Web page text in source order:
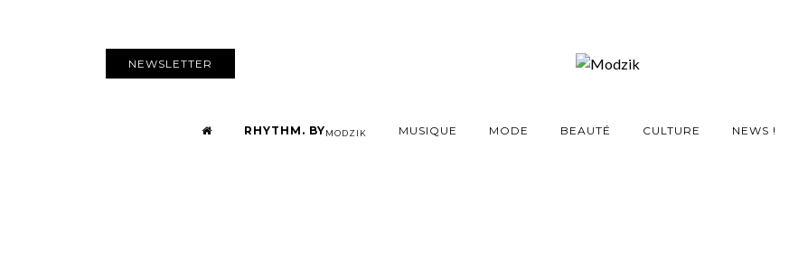
NEWSLETTER
RHYTHM. BYMODZIK MUSIQUE MODE BEAUTÉ CULTURE NEWS !